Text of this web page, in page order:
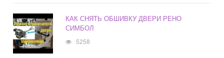
КАК СНЯТЬ ОБШИВКУ ДВЕРИ РЕНО
СИМБОЛ
5258